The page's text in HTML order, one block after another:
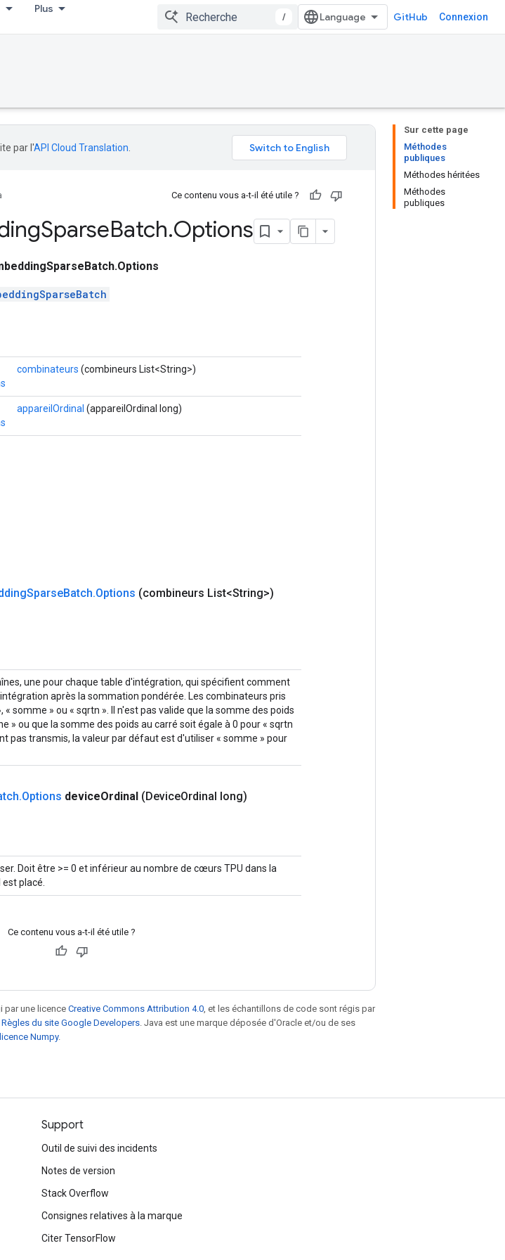
Plus
/ GitHub Connexion
Sur cette page
Méthodes
publiques
Méthodes héritées
Méthodes
publiques
par l'API Cloud Translation
Ce contenu vous a-t-il été utile ?
SparseBatch.Options
combinateurs (combineurs List<String>)
appareilOrdinal (appareilOrdinal long)
SparseBatch.Options (combineurs List<String>)
une pour chaque table d'intégration, qui spécifient comment
après la sommation pondérée. Les combinateurs pris
« somme » ou « sqrtn ». Il n'est pas valide que la somme des poids
» ou que la somme des poids au carré soit égale à 0 pour « sqrtn
pas transmis, la valeur par défaut est d'utiliser « somme » pour
.Options deviceOrdinal (DeviceOrdinal long)
Doit être >= 0 et inférieur au nombre de cœurs TPU dans la
placé.
Ce contenu vous a-t-il été utile ?
par une licence Creative Commons Attribution 4.0 , et les échantillons de code sont régis par
Règles du site Google Developers . Java est une marque déposée d'Oracle et/ou de ses
licence Numpy.
Support
Outil de suivi des incidents
Notes de version
Stack Overflow
Consignes relatives à la marque
Citer TensorFlow